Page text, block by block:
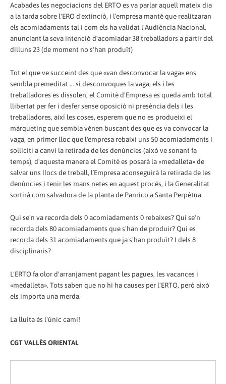
Acabades les negociacions del ERTO es va parlar aquell mateix dia
a la tarda sobre l'ERO d'extinció, i l'empresa manté que realitzaran
els acomiadaments tal i com els ha validat l'Audiència Nacional,
anunciant la seva intenció d'acomiadar 38 treballadors a partir del
dilluns 23 (de moment no s'han produït)
Tot el que ve succeint des que «van desconvocar la vaga» ens
sembla premeditat ... si desconvoques la vaga, els i les
treballadores es dissolen, el Comitè d'Empresa es queda amb total
llibertat per fer i desfer sense oposició ni presència dels i les
treballadores, així les coses, esperem que no es produeixi el
màrqueting que sembla vénen buscant des que es va convocar la
vaga, en primer lloc que l'empresa rebaixi uns 50 acomiadaments i
sol·liciti a canvi la retirada de les denúncies (això ve sonant fa
temps), d'aquesta manera el Comitè es posarà la «medalleta» de
salvar uns llocs de treball, l´Empresa aconseguirà la retirada de les
denúncies i tenir les mans netes en aquest procés, i la Generalitat
sortirà com salvadora de la planta de Panrico a Santa Perpètua.
Qui se'n va recorda dels 0 acomiadaments 0 rebaixes? Qui se'n
recorda dels 80 acomiadaments que s'han de produir? Qui es
recorda dels 31 acomiadaments que ja s'han produït? I dels 8
disciplinaris?
L'ERTO fa olor d'arranjament pagant les pagues, les vacances i
«medalleta». Tots saben que no hi ha causes per l'ERTO, però això
els importa una merda.
La lluita és l'únic camí!
CGT VALLÈS ORIENTAL